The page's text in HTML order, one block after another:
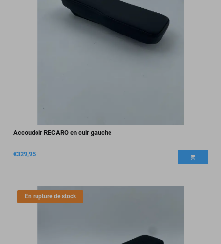
Accoudoir RECARO en cuir gauche
€329,95
En rupture de stock